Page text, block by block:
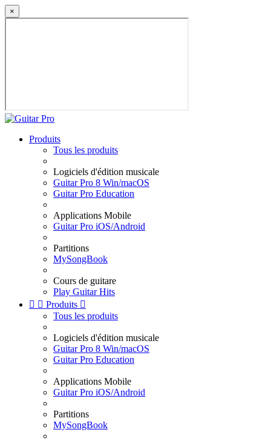
×
Produits
Tous les produits
Logiciels d'édition musicale
Guitar Pro 8 Win/macOS
Guitar Pro Education
Applications Mobile
Guitar Pro iOS/Android
Partitions
MySongBook
Cours de guitare
Play Guitar Hits
  Produits 
Tous les produits
Logiciels d'édition musicale
Guitar Pro 8 Win/macOS
Guitar Pro Education
Applications Mobile
Guitar Pro iOS/Android
Partitions
MySongBook